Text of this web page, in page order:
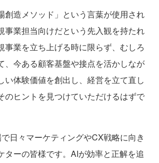
創造メソッド」という言葉が使用され
事業担当向けだという先入観を持たれ
事業を立ち上げる時に限らず、むしろ
、今ある顧客基盤や接点を活かしなが
い体験価値を創出し、経営を立て直し
のヒントを見つけていただけるはずで
日々マーケティングやCX戦略に向き
ターの皆様です。AIが効率と正解を追